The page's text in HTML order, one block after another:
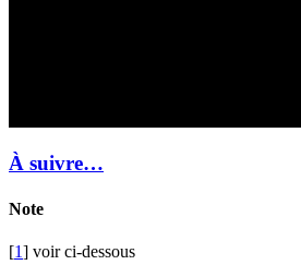
À suivre…
Note
[1] voir ci-dessous